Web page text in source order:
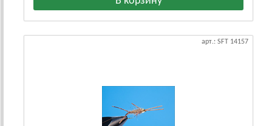
арт.: SFT 14157